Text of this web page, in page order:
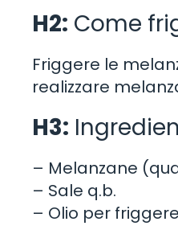
H2: Come
Friggere le
realizzare
H3:
– Melanzane
– Sale q.b.
– Olio per friggere